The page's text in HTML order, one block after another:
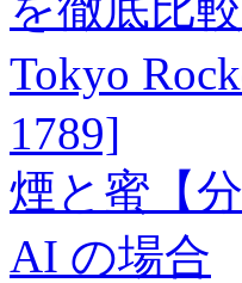
Tokyo
1789]
煙と蜜【
AI の場合